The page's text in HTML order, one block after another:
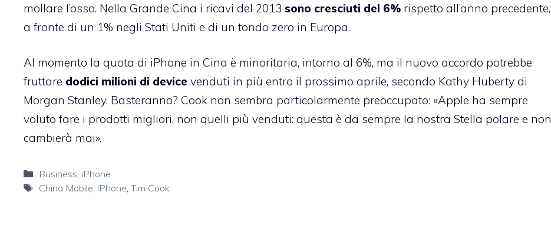
mollare l’osso. Nella Grande Cina i ricavi del 2013 sono cresciuti del 6% rispetto all’anno precedente,
a fronte di un 1% negli Stati Uniti e di un tondo zero in Europa.
Al momento la quota di iPhone in Cina è minoritaria, intorno al 6%, ma il nuovo accordo potrebbe
fruttare dodici milioni di device venduti in più entro il prossimo aprile, secondo Kathy Huberty di
Morgan Stanley. Basteranno? Cook non sembra particolarmente preoccupato: «Apple ha sempre
voluto fare i prodotti migliori, non quelli più venduti: questa è da sempre la nostra Stella polare e non
cambierà mai».
Categorie
Business iPhone
Tag
China Mobile iPhone ,Tim Cook